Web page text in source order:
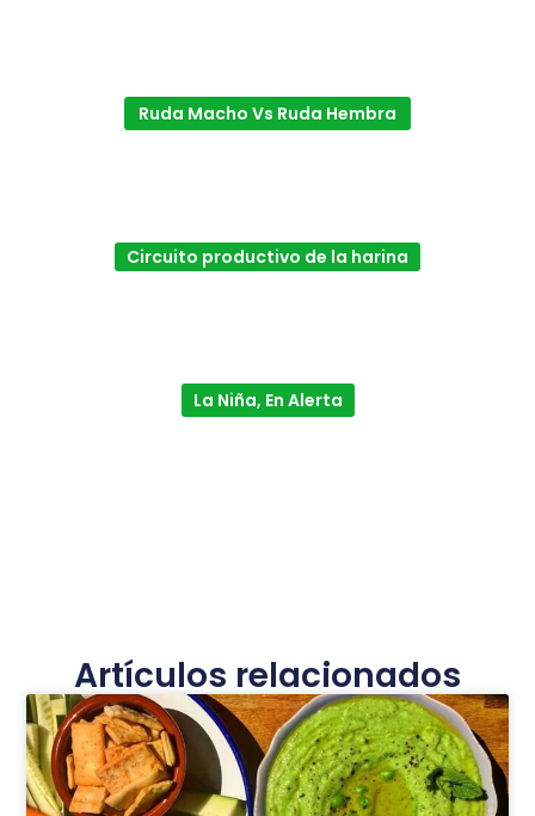
Ruda Macho Vs Ruda Hembra
Circuito productivo de la harina
La Niña, En Alerta
Artículos relacionados